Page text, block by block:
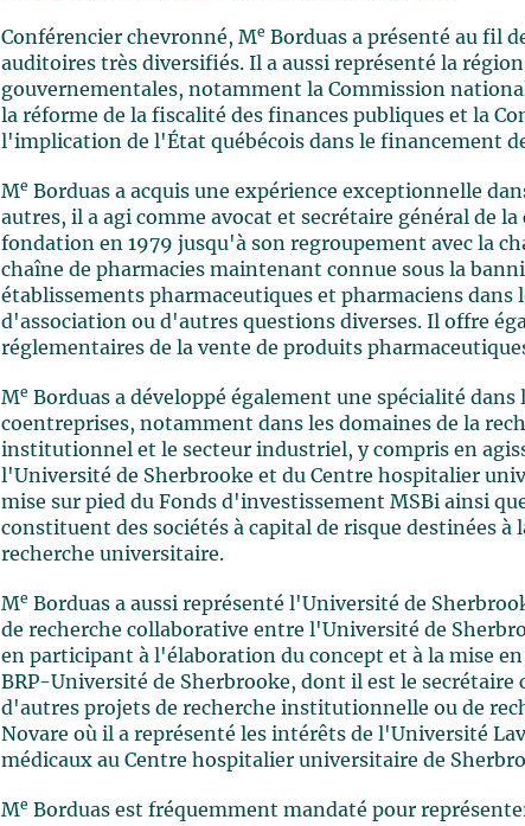
Conférencier chevronné, Me Borduas a présenté au fil
auditoires très diversifiés. Il a aussi représenté la
gouvernementales, notamment la Commission
la réforme de la fiscalité des finances publiques et la
l'implication de l'État québécois dans le financement
Me Borduas a acquis une expérience exceptionnelle
autres, il a agi comme avocat et secrétaire général de
fondation en 1979 jusqu'à son regroupement avec la
chaîne de pharmacies maintenant connue sous la
établissements pharmaceutiques et pharmaciens dans
d'association ou d'autres questions diverses. Il offre
réglementaires de la vente de produits
Me Borduas a développé également une spécialité
coentreprises, notamment dans les domaines de la
institutionnel et le secteur industriel, y compris en
l'Université de Sherbrooke et du Centre hospitalier
mise sur pied du Fonds d'investissement MSBi ainsi
constituent des sociétés à capital de risque destinées
recherche universitaire.
Me Borduas a aussi représenté l'Université de
de recherche collaborative entre l'Université de
en participant à l'élaboration du concept et à la mise
BRP-Université de Sherbrooke, dont il est le
d'autres projets de recherche institutionnelle ou de
Novare où il a représenté les intérêts de l'Université
médicaux au Centre hospitalier universitaire de
Me Borduas est fréquemment mandaté pour